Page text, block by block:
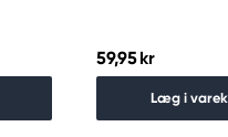
59,95 kr
Læg i